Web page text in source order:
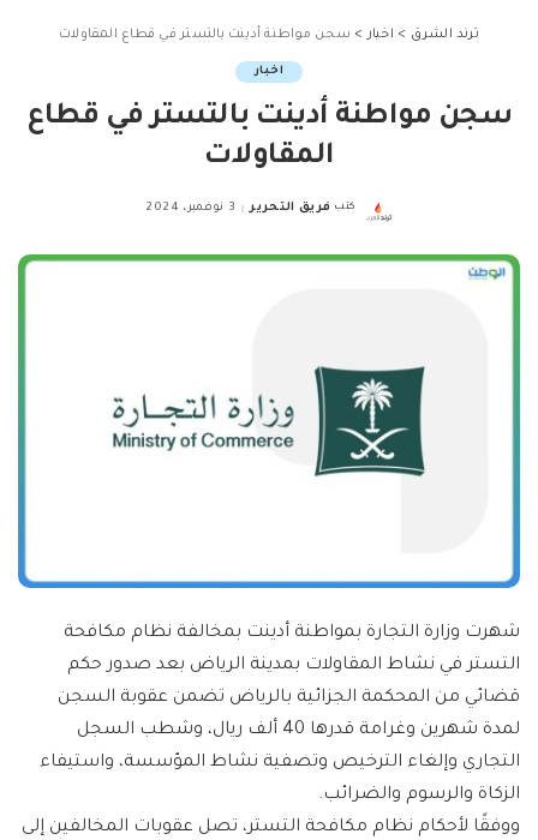
ترند الشرق > اخبار > سجن مواطنة أدينت بالتستر في قطاع المقاولات
اخبار
سجن مواطنة أدينت بالتستر في قطاع
المقاولات
Posted
كتب فريق التحرير 3 نوفمبر، 2024
شهرت وزارة التجارة بمواطنة أدينت بمخالفة نظام مكافحة
التستر في نشاط المقاولات بمدينة الرياض بعد صدور حكم
قضائي من المحكمة الجزائية بالرياض تضمن عقوبة السجن
لمدة شهرين وغرامة قدرها 40 ألف ريال، وشطب السجل
التجاري وإلغاء الترخيص وتصفية نشاط المؤسسة، واستيفاء
الزكاة والرسوم والضرائب.
‏ووفقًا لأحكام نظام مكافحة التستر، تصل عقوبات المخالفين إلى